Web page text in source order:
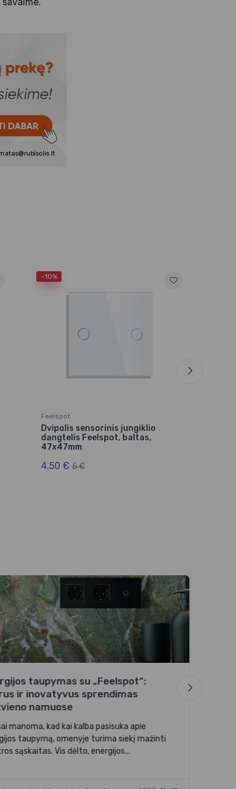
-10%
Feelspot
Dvipolis sensorinis jungiklio
dangtelis Feelspot, baltas,
47x47mm
4,50 € 5 €
taupymas su „Feelspot“:
ir inovatyvus sprendimas
namuose
manoma, kad kai kalba pasisuka apie
taupymą, omenyje turima siekį mažinti
sąskaitas. Vis dėlto, energijos...